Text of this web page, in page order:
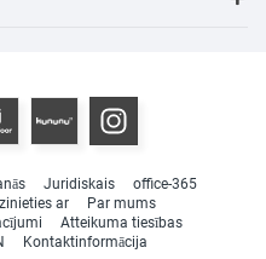
Juridiskais
office-365
ar
Par mums
Atteikuma tiesības
Kontaktinformācija